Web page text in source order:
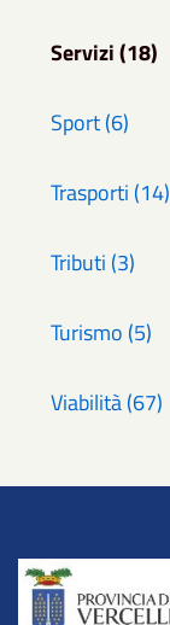
Servizi (18)
Sport (6)
Trasporti (14)
Tributi (3)
Turismo (5)
Viabilità (67)
Title